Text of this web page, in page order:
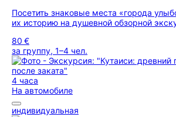
Посетить знаковые места «города
их историю на душевной обзорной
80 €
за группу, 1–4 чел.
4 часа
На автомобиле
индивидуальная